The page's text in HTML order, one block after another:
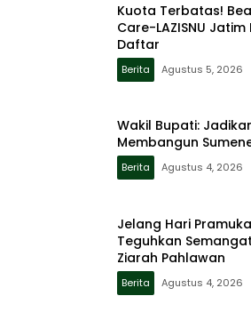
Kuota Terbatas!
Care-LAZISNU
Daftar
Berita Agustus 5, 2026
Wakil Bupati:
Membangun
Berita Agustus 4, 2026
Jelang Hari
Teguhkan
Ziarah Pahlawan
Berita Agustus 4, 2026